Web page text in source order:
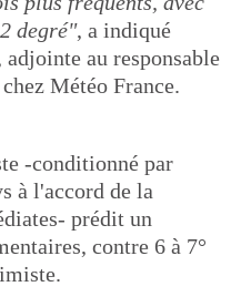
degré", a indiqué
au responsable
Météo France.
-conditionné par
à l'accord de la
prédit un
contre 6 à 7°